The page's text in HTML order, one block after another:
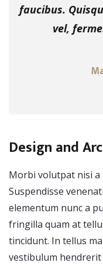
faucibus.
vel,
Design and
Morbi volutpat nisi a
Suspendisse
elementum nunc a
fringilla quam at
tincidunt. In tellus
vestibulum hendrerit